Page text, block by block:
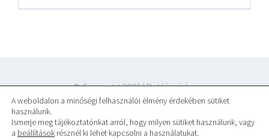
© Copyright2026 |Reklámár.hu
A weboldalon a minőségi felhasználói élmény érdekében sütiket
használunk.
Ismerje meg tájékoztatónkat arról, hogy milyen sütiket használunk, vagy
a beállítások résznél ki lehet kapcsolni a használatukat.